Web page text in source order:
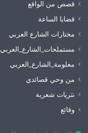
قصص من الواقع
قضايا الساعة
مختارات الشارع العربي
مستملحات_الشارع_العربي
معلومة_الشارع_العربي
من وحي قصائدي
نثريات شعرية
وقائع